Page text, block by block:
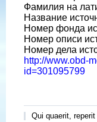
Фамилия на
Название
Номер фонда
Номер описи
Номер дела
http://www.obd-
id=301095799
Qui quaerit, reperit